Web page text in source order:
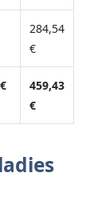
284,54
€
459,43
€